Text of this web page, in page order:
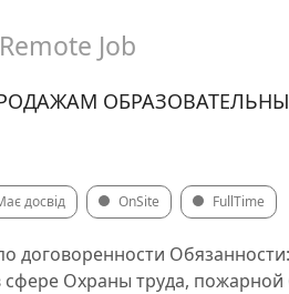
Remote Job
досвід OnSite FullTime
договоренности
сфере Охраны труда, пожарной